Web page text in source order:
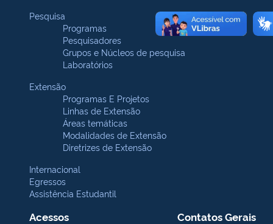
Pesquisa
Programas
Pesquisadores
Grupos e Núcleos de pesquisa
Laboratórios
Extensão
Programas E Projetos
Linhas de Extensão
Áreas temáticas
Modalidades de Extensão
Diretrizes de Extensão
Internacional
Egressos
Assistência Estudantil
Acessos Contatos Gerais